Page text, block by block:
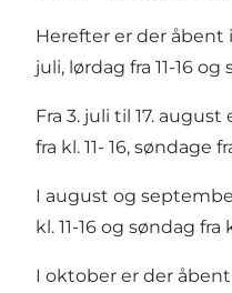
Herefter er der åbent
juli, lørdag fra 11-16 og
Fra 3. juli til 17.
fra kl. 11- 16, søndage
I august og
kl. 11-16 og søndag fra
I oktober er der